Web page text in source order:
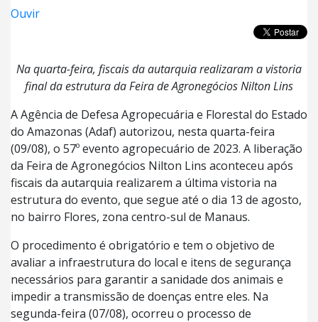
Ouvir
Na quarta-feira, fiscais da autarquia realizaram a vistoria
final da estrutura da Feira de Agronegócios Nilton Lins
A Agência de Defesa Agropecuária e Florestal do Estado
do Amazonas (Adaf) autorizou, nesta quarta-feira
(09/08), o 57º evento agropecuário de 2023. A liberação
da Feira de Agronegócios Nilton Lins aconteceu após
fiscais da autarquia realizarem a última vistoria na
estrutura do evento, que segue até o dia 13 de agosto,
no bairro Flores, zona centro-sul de Manaus.
O procedimento é obrigatório e tem o objetivo de
avaliar a infraestrutura do local e itens de segurança
necessários para garantir a sanidade dos animais e
impedir a transmissão de doenças entre eles. Na
segunda-feira (07/08), ocorreu o processo de